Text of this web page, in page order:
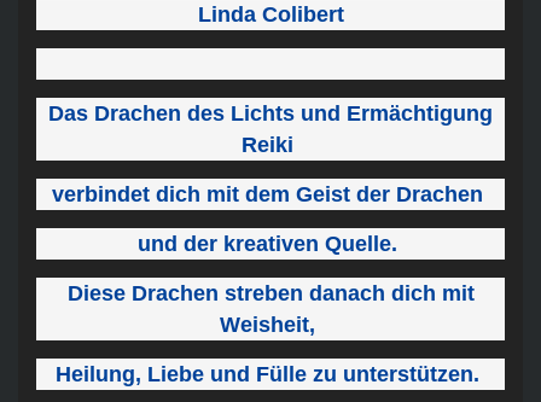
Linda Colibert
Das Drachen des Lichts und Ermächtigung
Reiki
verbindet dich mit dem Geist der Drachen
und der kreativen Quelle.
Diese Drachen streben danach dich mit
Weisheit,
Heilung, Liebe und Fülle zu unterstützen.